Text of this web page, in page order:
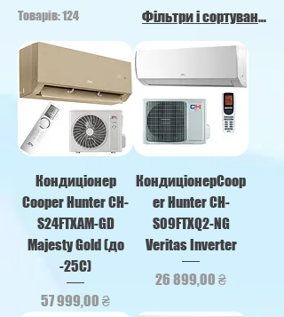
Товарів: 124 Фільтри і сортування
Кондицiонер
Cooper Hunter CH-
S24FTXAM-GD
Majesty Gold (до
-25С)
Ціна
57 999,00 ₴
КондиціонерCoop
er Hunter CH-
S09FTXQ2-NG
Veritas Inverter
Ціна
26 899,00 ₴